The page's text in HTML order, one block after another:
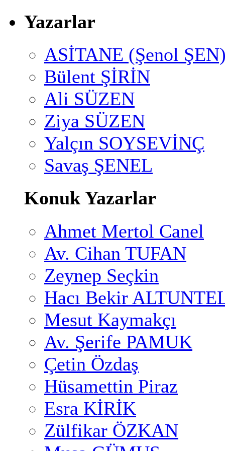
Yazarlar
ASİTANE (Şenol
Bülent ŞİRİN
Ali SÜZEN
Ziya SÜZEN
Yalçın SOYSEVİNÇ
Savaş ŞENEL
Konuk Yazarlar
Ahmet Mertol Canel
Av. Cihan TUFAN
Zeynep Seçkin
Hacı Bekir
Mesut Kaymakçı
Av. Şerife PAMUK
Çetin Özdaş
Hüsamettin Piraz
Esra KİRİK
Zülfikar ÖZKAN